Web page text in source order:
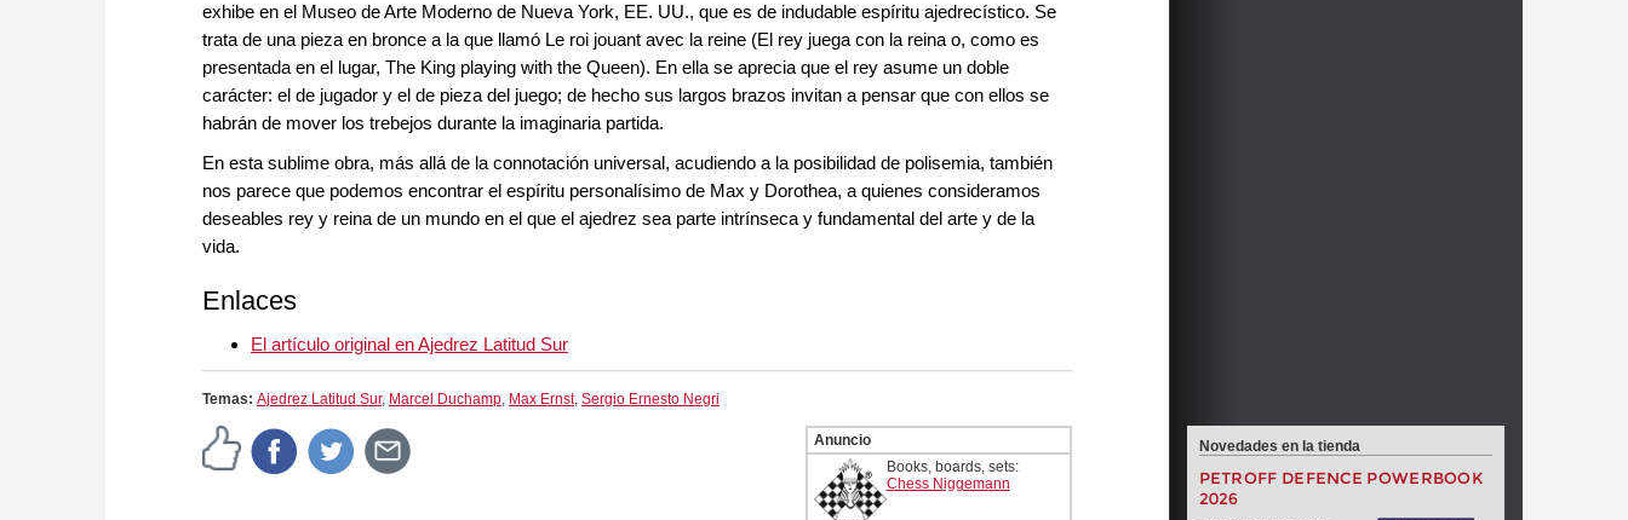
exhibe en el Museo de Arte Moderno de Nueva York, EE. UU., que es de indudable espíritu ajedrecístico. Se
trata de una pieza en bronce a la que llamó Le roi jouant avec la reine (El rey juega con la reina o, como es
presentada en el lugar, The King playing with the Queen). En ella se aprecia que el rey asume un doble
carácter: el de jugador y el de pieza del juego; de hecho sus largos brazos invitan a pensar que con ellos se
habrán de mover los trebejos durante la imaginaria partida.
En esta sublime obra, más allá de la connotación universal, acudiendo a la posibilidad de polisemia, también
nos parece que podemos encontrar el espíritu personalísimo de Max y Dorothea, a quienes consideramos
deseables rey y reina de un mundo en el que el ajedrez sea parte intrínseca y fundamental del arte y de la
vida.
Enlaces
El artículo original en Ajedrez Latitud Sur
Temas: Ajedrez Latitud Sur, Marcel Duchamp, Max Ernst, Sergio Ernesto Negri
Anuncio
Books, boards, sets:
Chess Niggemann
Novedades en la tienda
PETROFF DEFENCE POWERBOOK
2026